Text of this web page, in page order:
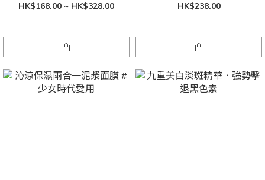
HK$168.00 ~ HK$328.00 HK$238.00